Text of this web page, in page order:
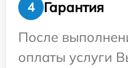
4
Гарантия
После
оплаты услуги